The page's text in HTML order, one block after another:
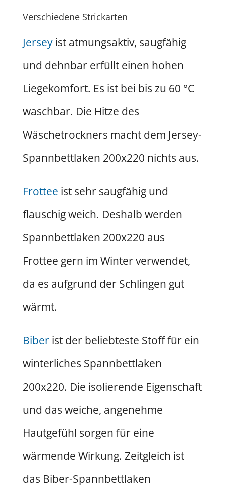
Verschiedene Strickarten
Jerseyist atmungsaktiv, saugfähig
und dehnbar erfüllt einen hohen
Liegekomfort. Es ist bei bis zu 60 °C
waschbar. Die Hitze des
Wäschetrockners macht dem Jersey-
Spannbettlaken 200x220 nichts aus.
Frottee ist sehr saugfähig und
flauschig weich. Deshalb werden
Spannbettlaken 200x220 aus
Frottee gern im Winter verwendet,
da es aufgrund der Schlingen gut
wärmt.
Biberist der beliebteste Stoff für ein
winterliches Spannbettlaken
200x220. Die isolierende Eigenschaft
und das weiche, angenehme
Hautgefühl sorgen für eine
wärmende Wirkung. Zeitgleich ist
das Biber-Spannbettlaken